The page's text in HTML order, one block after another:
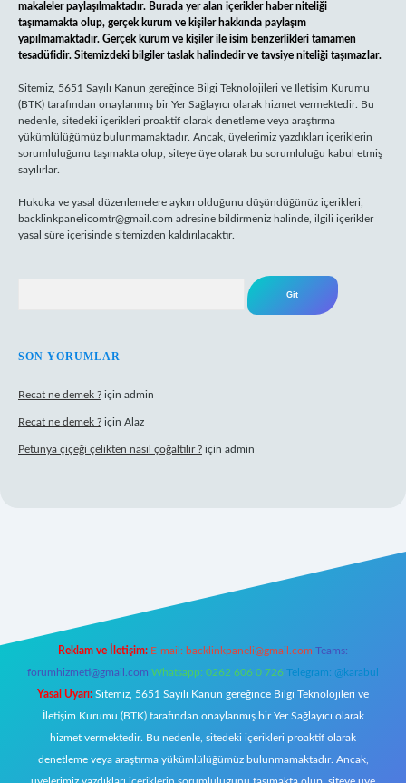
makaleler paylaşılmaktadır. Burada yer alan içerikler haber niteliği
taşımamakta olup, gerçek kurum ve kişiler hakkında paylaşım
yapılmamaktadır. Gerçek kurum ve kişiler ile isim benzerlikleri tamamen
tesadüfidir. Sitemizdeki bilgiler taslak halindedir ve tavsiye niteliği taşımazlar.
Sitemiz, 5651 Sayılı Kanun gereğince Bilgi Teknolojileri ve İletişim Kurumu
(BTK) tarafından onaylanmış bir Yer Sağlayıcı olarak hizmet vermektedir. Bu
nedenle, sitedeki içerikleri proaktif olarak denetleme veya araştırma
yükümlülüğümüz bulunmamaktadır. Ancak, üyelerimiz yazdıkları içeriklerin
sorumluluğunu taşımakta olup, siteye üye olarak bu sorumluluğu kabul etmiş
sayılırlar.
Hukuka ve yasal düzenlemelere aykırı olduğunu düşündüğünüz içerikleri,
backlinkpanelicomtr@gmail.com adresine bildirmeniz halinde, ilgili içerikler
yasal süre içerisinde sitemizden kaldırılacaktır.
SON YORUMLAR
Recat ne demek ? için admin
Recat ne demek ? için Alaz
Petunya çiçeği çelikten nasıl çoğaltılır ? için admin
Reklam ve İletişim: E-mail: backlinkpaneli@gmail.com Teams:
forumhizmeti@gmail.com Whatsapp: 0262 606 0 726 Telegram: @karabul
Yasal Uyarı: Sitemiz, 5651 Sayılı Kanun gereğince Bilgi Teknolojileri ve
İletişim Kurumu (BTK) tarafından onaylanmış bir Yer Sağlayıcı olarak
hizmet vermektedir. Bu nedenle, sitedeki içerikleri proaktif olarak
denetleme veya araştırma yükümlülüğümüz bulunmamaktadır. Ancak,